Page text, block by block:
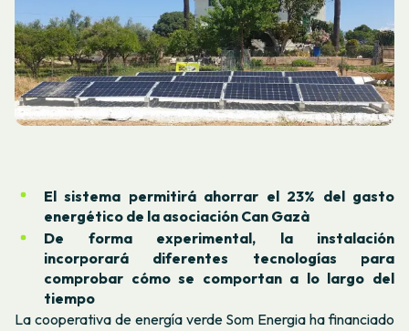
El sistema permitirá ahorrar el 23% del gasto
energético de la asociación Can Gazà
De forma experimental, la instalación
incorporará diferentes tecnologías para
comprobar cómo se comportan a lo largo del
tiempo
La cooperativa de energía verde Som Energia ha financiado